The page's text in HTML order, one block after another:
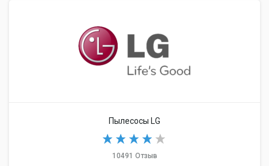
Пылесосы LG
10491 Отзыв